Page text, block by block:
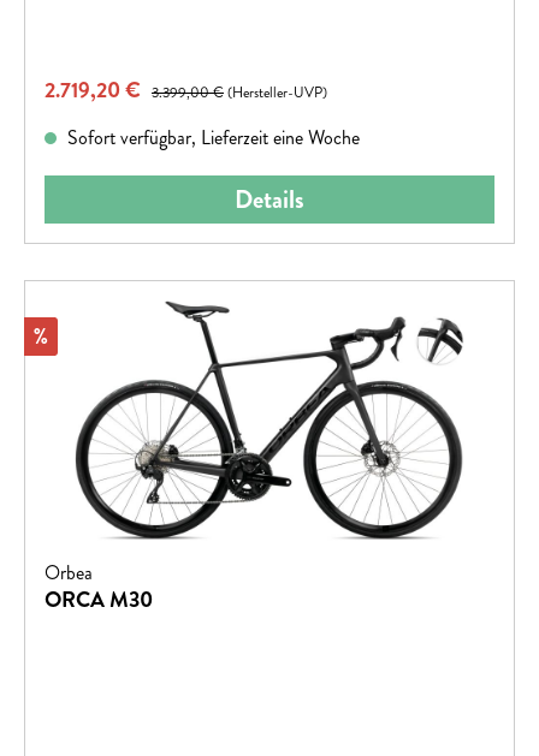
Verkaufspreis:
2.719,20 € Regulärer Preis:
3.399,00 €(Hersteller-UVP)
Sofort verfügbar, Lieferzeit eine Woche
Details
Rabatt
%
Orbea
ORCA M30